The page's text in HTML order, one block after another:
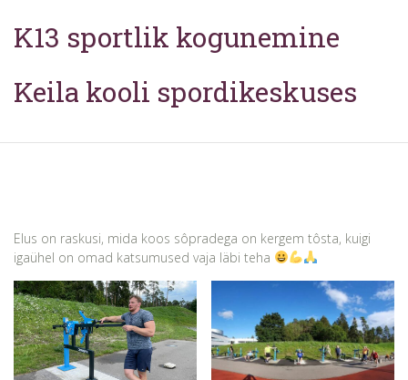
K13 sportlik kogunemine
Keila kooli spordikeskuses
Elus on raskusi, mida koos sôpradega on kergem tôsta, kuigi
igaühel on omad katsumused vaja läbi teha